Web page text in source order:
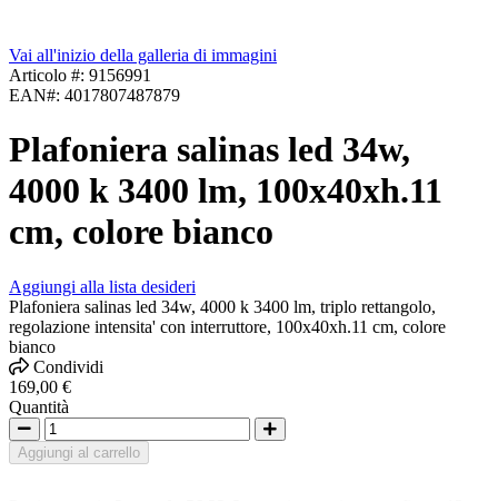
Vai all'inizio della galleria di immagini
Articolo #: 9156991
EAN#: 4017807487879
Plafoniera salinas led 34w,
4000 k 3400 lm, 100x40xh.11
cm, colore bianco
Aggiungi alla lista desideri
Plafoniera salinas led 34w, 4000 k 3400 lm, triplo rettangolo,
regolazione intensita' con interruttore, 100x40xh.11 cm, colore
bianco
Condividi
169,00 €
Quantità
Aggiungi al carrello